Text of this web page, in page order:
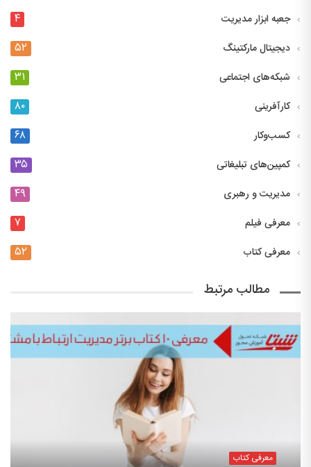
جعبه ابزار مدیریت ۴
دیجیتال مارکتینگ ۵۲
شبکه‌های اجتماعی ۳۱
کارآفرینی ۸۰
کسب‌وکار ۶۸
کمپین‌های تبلیغاتی ۳۵
مدیریت و رهبری ۴۹
معرفی فیلم ۷
معرفی کتاب ۵۲
مطالب مرتبط
معرفی کتاب